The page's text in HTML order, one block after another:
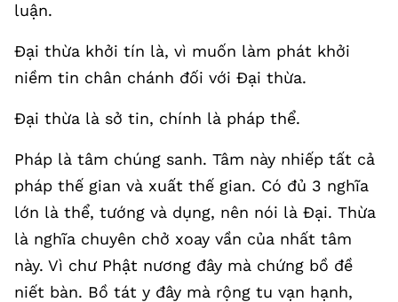
luận.
Đại thừa khởi tín là, vì muốn làm phát khởi
niềm tin chân chánh đối với Đại thừa.
Đại thừa là sở tin, chính là pháp thể.
Pháp là tâm chúng sanh. Tâm này nhiếp tất cả
pháp thế gian và xuất thế gian. Có đủ 3 nghĩa
lớn là thể, tướng và dụng, nên nói là Đại. Thừa
là nghĩa chuyên chở xoay vần của nhất tâm
này. Vì chư Phật nương đây mà chứng bồ đề
niết bàn. Bồ tát y đây mà rộng tu vạn hạnh,